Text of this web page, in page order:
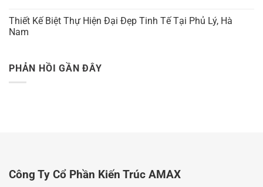
Thiết Kế Biệt Thự Hiện Đại Đẹp Tinh Tế Tại Phủ Lý, Hà
Nam
PHẢN HỒI GẦN ĐÂY
Công Ty Cổ Phần Kiến Trúc AMAX